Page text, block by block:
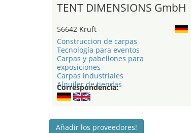
TENT DIMENSIONS GmbH
56642 Kruft
Construccion de carpas
Tecnología para eventos
Carpas y pabellones para
exposiciones
Carpas industriales
Alquiler de tiendas
Correspondencia:
Añadir los proveedores!